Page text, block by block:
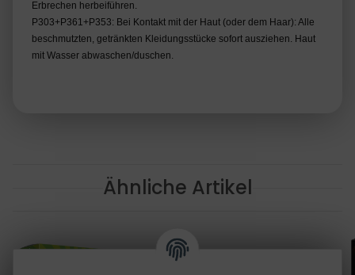
Erbrechen herbeiführen.
P303+P361+P353: Bei Kontakt mit der Haut (oder dem Haar): Alle
beschmutzten, getränkten Kleidungsstücke sofort ausziehen. Haut
mit Wasser abwaschen/duschen.
Ähnliche Artikel